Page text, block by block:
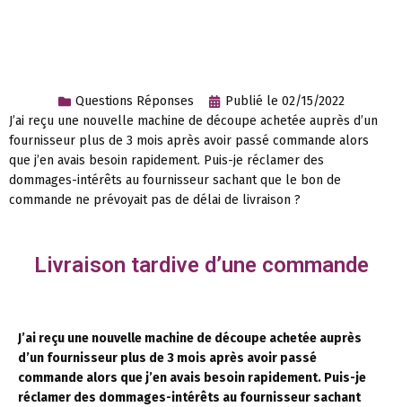
Questions Réponses Publié le 02/15/2022
J’ai reçu une nouvelle machine de découpe achetée auprès d’un
fournisseur plus de 3 mois après avoir passé commande alors
que j’en avais besoin rapidement. Puis-je réclamer des
dommages-intérêts au fournisseur sachant que le bon de
commande ne prévoyait pas de délai de livraison ?
Livraison tardive d’une commande
J’ai reçu une nouvelle machine de découpe achetée auprès
d’un fournisseur plus de 3 mois après avoir passé
commande alors que j’en avais besoin rapidement. Puis-je
réclamer des dommages-intérêts au fournisseur sachant